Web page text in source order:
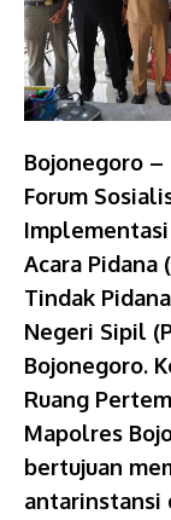
Bojonegoro
Forum
Acara Pidana
Tindak
Negeri Sipil
Bojonegoro.
Ruang
Mapolres
bertujuan
antarinstansi